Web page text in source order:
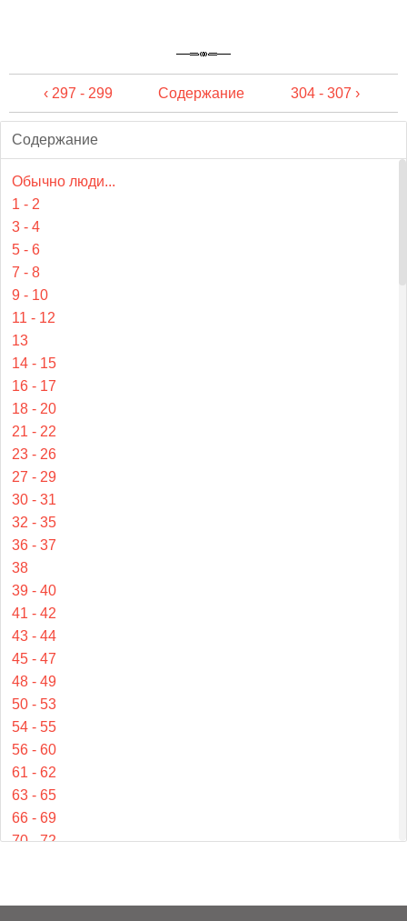
‹ 297 - 299 Содержание 304 - 307 ›
Содержание
Обычно люди...
1 - 2
3 - 4
5 - 6
7 - 8
9 - 10
11 - 12
13
14 - 15
16 - 17
18 - 20
21 - 22
23 - 26
27 - 29
30 - 31
32 - 35
36 - 37
38
39 - 40
41 - 42
43 - 44
45 - 47
48 - 49
50 - 53
54 - 55
56 - 60
61 - 62
63 - 65
66 - 69
70 - 72
82 - 84